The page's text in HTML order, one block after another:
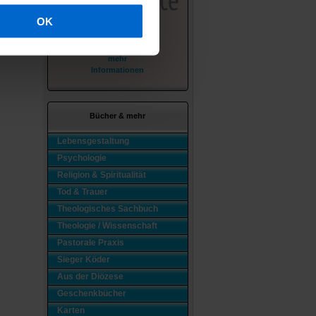
OK
mehr
Informationen
Bücher & mehr
Lebensgestaltung
Psychologie
Religion & Spiritualität
Tod & Trauer
Theologisches Sachbuch
Theologie / Wissenschaft
Pastorale Praxis
Sieger Köder
Aus der Diözese
Geschenkbücher
Karten